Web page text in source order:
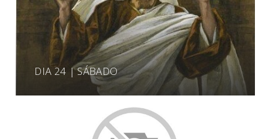
DIA 24 | SÁBADO